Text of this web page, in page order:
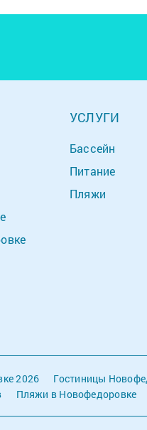
УСЛУГИ
Бассейн
Питание
Пляжи
2026
Гостиницы
Пляжи в Новофедоровке